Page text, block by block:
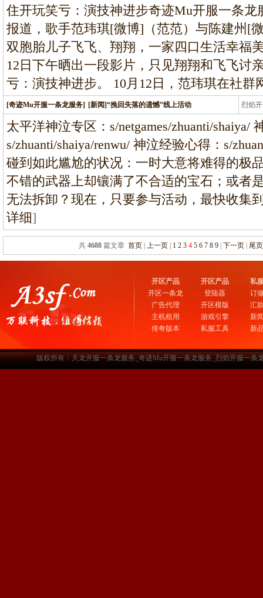
住开玩笑亏：演技神进步奇迹Mu开服一条
报道，歌手范玮琪[微博]（范范）与陈建州[
双胞胎儿子飞飞、翔翔，一家四口生活幸福
12日下午晒出一段影片，只见翔翔和飞飞讨
亏：演技神进步。 10月12日，范玮琪在社群
[奇迹Mu开服一条龙服务] [新闻]“挽回失落的遗憾”线上活动 烈焰
龙
太平洋神泣专区：s/netgames/zhuanti/shaiya/
s/zhuanti/shaiya/renwu/ 神泣经验心得：s/
碰到如此尴尬的状况：一时大意将难得的极
不错的武器上却镶满了不合适的宝石；或者
无法拆卸？现在，只要参与活动，最快收集
详细]
共 4688篇文章 首页| 上一页| 1 2 3 4 5 6 7 8 9| 下一页| 尾
开区产品
开区一条龙
广告代理
主机租用
传奇版本
开区产品
登陆器
开区模版
游戏引擎
私服工具
私
订
汇
新
新
版权所有：天龙开服一条龙服务_奇迹Mu开服一条龙服务_烈焰开服一条